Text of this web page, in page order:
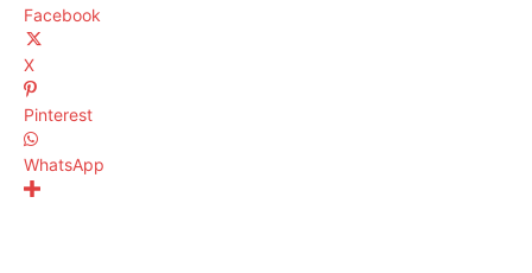
Facebook
X
Pinterest
WhatsApp